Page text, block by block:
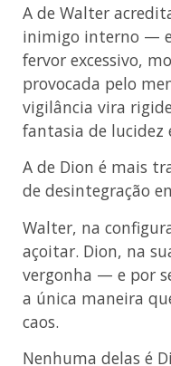
A de Walter
inimigo interno — e
fervor excessivo,
provocada pelo
vigilância vira
fantasia de lucidez
A de Dion é mais
de desintegração
Walter, na
açoitar. Dion, na
vergonha — e por
a única maneira
caos.
Nenhuma delas é